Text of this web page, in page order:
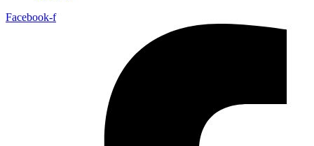
Facebook-f